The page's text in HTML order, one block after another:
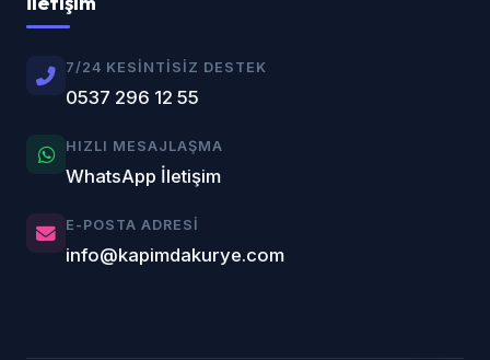
7/24 KESINTISIZ DESTEK
0537 296 12 55
HIZLI MESAJLAŞMA
WhatsApp İletişim
E-POSTA ADRESI
info@kapimdakurye.com